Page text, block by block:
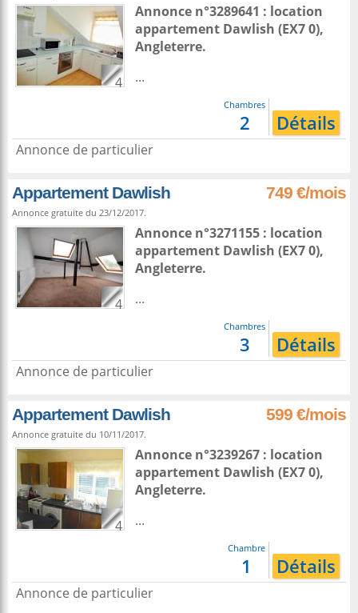
4
Annonce n°3289641 : location
appartement Dawlish (EX7 0),
Angleterre.
...
Chambres
2 Détails
Annonce de particulier
Appartement Dawlish 749 €/mois
Annonce gratuite du 23/12/2017.
4
Annonce n°3271155 : location
appartement Dawlish (EX7 0),
Angleterre.
...
Chambres
3 Détails
Annonce de particulier
Appartement Dawlish 599 €/mois
Annonce gratuite du 10/11/2017.
4
Annonce n°3239267 : location
appartement Dawlish (EX7 0),
Angleterre.
...
Chambre
1 Détails
Annonce de particulier